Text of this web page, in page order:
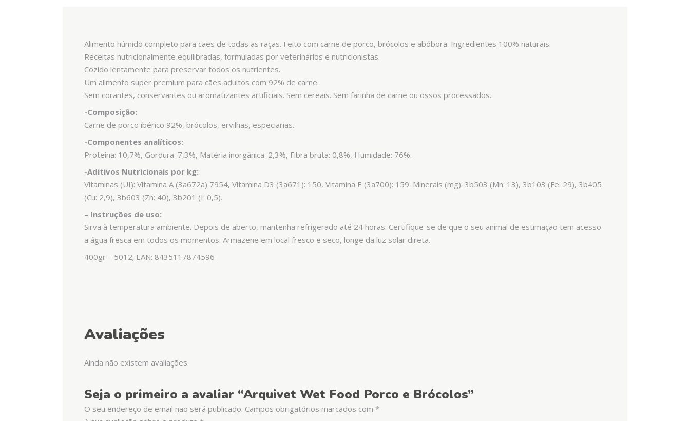
Alimento húmido completo para cães de todas as raças. Feito com carne de porco, brócolos e abóbora. Ingredientes 100% naturais.
Receitas nutricionalmente equilibradas, formuladas por veterinários e nutricionistas.
Cozido lentamente para preservar todos os nutrientes.
Um alimento super premium para cães adultos com 92% de carne.
Sem corantes, conservantes ou aromatizantes artificiais. Sem cereais. Sem farinha de carne ou ossos processados.
-Composição:
Carne de porco ibérico 92%, brócolos, ervilhas, especiarias.
-Componentes analíticos:
Proteína: 10,7%, Gordura: 7,3%, Matéria inorgânica: 2,3%, Fibra bruta: 0,8%, Humidade: 76%.
-Aditivos Nutricionais por kg:
Vitaminas (UI): Vitamina A (3a672a) 7954, Vitamina D3 (3a671): 150, Vitamina E (3a700): 159. Minerais (mg): 3b503 (Mn: 13), 3b103 (Fe: 29), 3b405
(Cu: 2,9), 3b603 (Zn: 40), 3b201 (I: 0,5).
– Instruções de uso:
Sirva à temperatura ambiente. Depois de aberto, mantenha refrigerado até 24 horas. Certifique-se de que o seu animal de estimação tem acesso
a água fresca em todos os momentos. Armazene em local fresco e seco, longe da luz solar direta.
400gr – 5012; EAN: 8435117874596
Avaliações
Ainda não existem avaliações.
Seja o primeiro a avaliar “Arquivet Wet Food Porco e Brócolos”
O seu endereço de email não será publicado. Campos obrigatórios marcados com *